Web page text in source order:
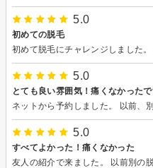
5.0
初めての脱毛
5.0
とても良い雰囲気！痛くなかった
5.0
すべてよかった！痛くなかった